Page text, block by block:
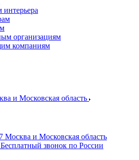
интерьера
организациям
компаниям
и Московская область
Москва и Московская область
Бесплатный звонок по России